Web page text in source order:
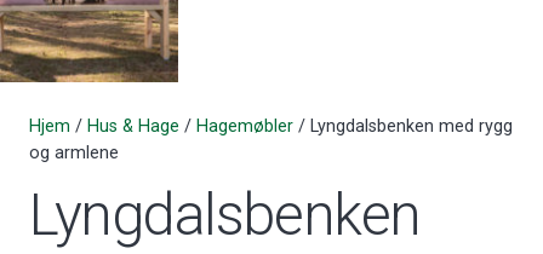
Hjem / Hus & Hage / Hagemøbler / Lyngdalsbenken med rygg
og armlene
Lyngdalsbenken